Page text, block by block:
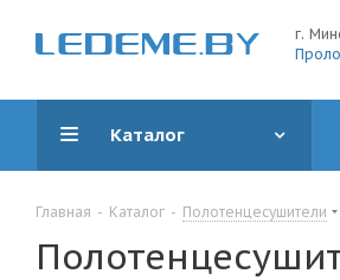
г.
Каталог
Главная - Каталог - Полотенцесушители